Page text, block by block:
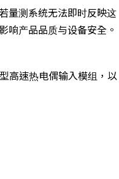
量测系统无法即时反映这
响产品品质与设备安全。
高速热电偶输入模组，以